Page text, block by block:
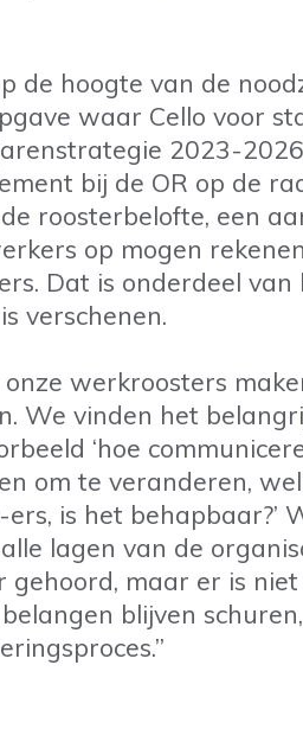
de hoogte van de
waar Cello voor
2023-
bij de OR op de
roosterbelofte, een
op mogen
Dat is onderdeel van
verschenen.
werkroosters
We vinden het
‘hoe
om te veranderen,
is het behapbaar?’
lagen van de
maar er is
blijven